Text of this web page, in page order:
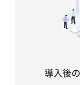
導入後